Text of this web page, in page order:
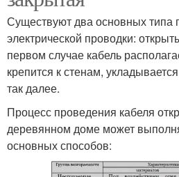
Существуют два основных типа
электрической проводки:
первом случае кабель
крепится к стенам,
так далее.
Процесс проведения кабеля
деревянном доме может
основных способов: